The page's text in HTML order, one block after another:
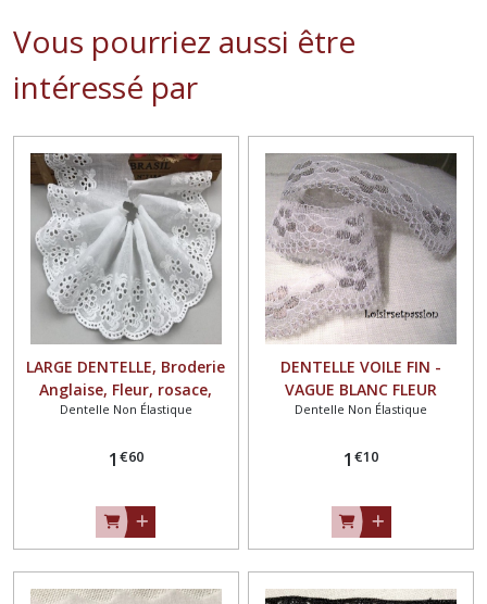
Vous pourriez aussi être
intéressé par
LARGE DENTELLE, Broderie
Anglaise, Fleur, rosace,
feston / BLANC ou BLANC
par 50 cm , Couture - D45
Dentelle Non Élastique
1 €60
DENTELLE VOILE FIN -
VAGUE BLANC FLEUR
ARGENT ** 30 mm ** Vendu
Mariage, Décoration Fêtes -
Dentelle Non Élastique
1 €10